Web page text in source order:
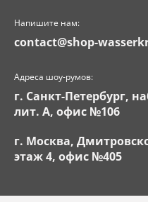
Напишите нам:
contact@shop-
Адреса шоу-румов:
г. Санкт-Петербург,
лит. А, офис №106
г. Москва,
этаж 4, офис №405